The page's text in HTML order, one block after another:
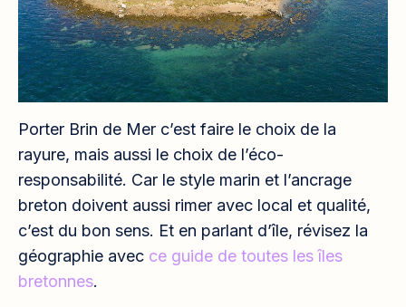
Porter Brin de Mer c’est faire le choix de la
rayure, mais aussi le choix de l’éco-
responsabilité. Car le style marin et l’ancrage
breton doivent aussi rimer avec local et qualité,
c’est du bon sens. Et en parlant d’île, révisez la
géographie avec ce guide de toutes les îles
bretonnes.